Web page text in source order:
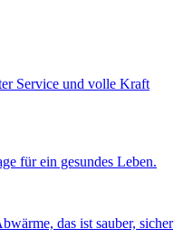
Service und volle Kraft
für ein gesundes Leben.
das ist sauber, sicher